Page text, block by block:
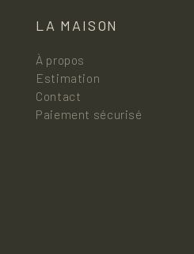
LA MAISON
À propos
Estimation
Contact
Paiement sécurisé